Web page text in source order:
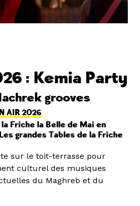
: Kemia Party
grooves
AIR 2026
Friche la Belle de Mai en
grandes Tables de la Friche
sur le toit-terrasse pour
culturel des musiques
du Maghreb et du